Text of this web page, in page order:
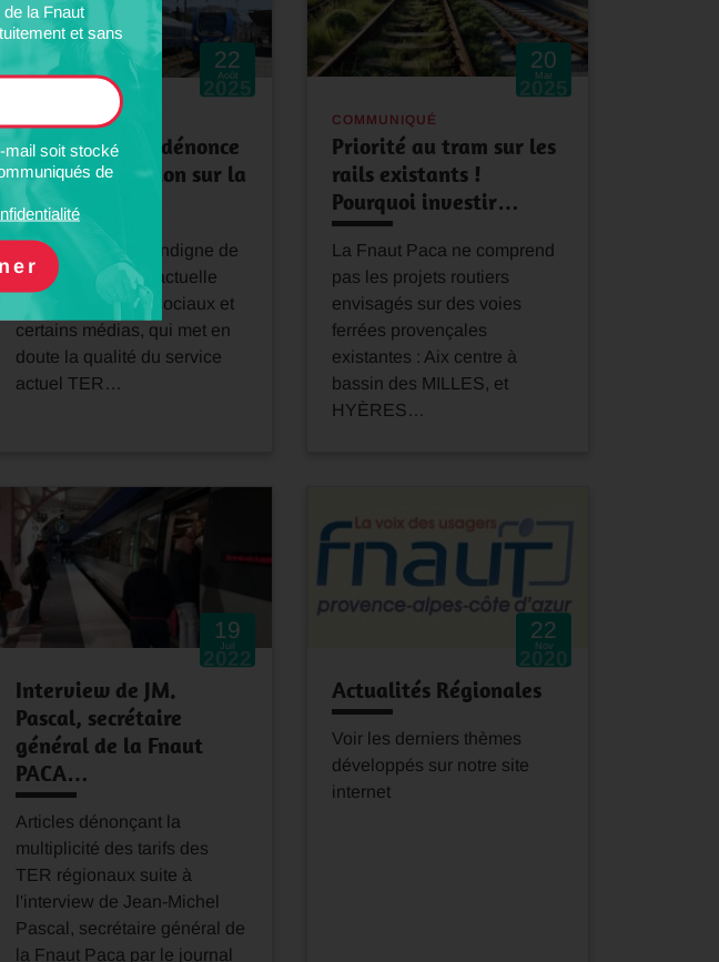
la Fnaut
et sans
mail soit stocké
de
22
Août
2025
COMMUNIQUÉ
La Fnaut PACA dénonce
la désinformation sur la
qualité du…
La Fnaut PACA s’indigne de
la désinformation actuelle
dans les réseaux sociaux et
certains médias, qui met en
doute la qualité du service
actuel TER…
20
Mar
2025
COMMUNIQUÉ
Priorité au tram sur les
rails existants !
Pourquoi investir…
La Fnaut Paca ne comprend
pas les projets routiers
envisagés sur des voies
ferrées provençales
existantes : Aix centre à
bassin des MILLES, et
HYÈRES…
19
Juil
2022
Interview de JM.
Pascal, secrétaire
général de la Fnaut
PACA…
Articles dénonçant la
multiplicité des tarifs des
TER régionaux suite à
l'interview de Jean-Michel
Pascal, secrétaire général de
la Fnaut Paca par le journal
22
Nov
2020
Actualités Régionales
Voir les derniers thèmes
développés sur notre site
internet